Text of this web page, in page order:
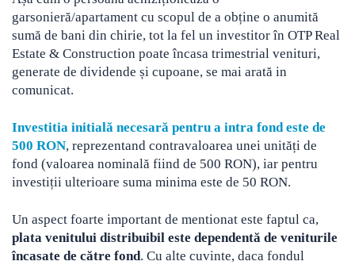
garsonieră/apartament cu scopul de a obține o anumită
sumă de bani din chirie, tot la fel un investitor în OTP Real
Estate & Construction poate încasa trimestrial venituri,
generate de dividende și cupoane, se mai arată in
comunicat.
Investitia initială necesară pentru a intra fond este de
500 RON, reprezentand contravaloarea unei unități de
fond (valoarea nominală fiind de 500 RON), iar pentru
investiții ulterioare suma minima este de 50 RON.
Un aspect foarte important de mentionat este faptul ca,
plata venitului distribuibil este dependentă de veniturile
încasate de către fond. Cu alte cuvinte, daca fondul